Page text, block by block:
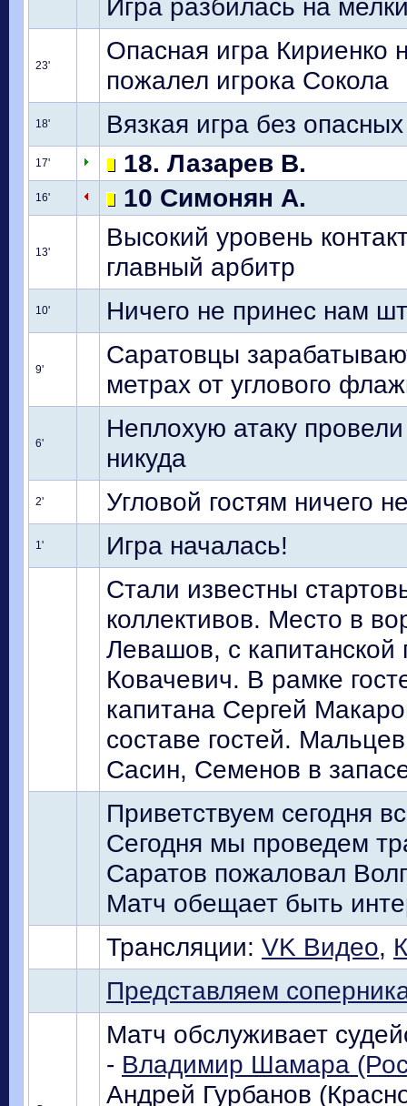
Игра разбилась на
23'
Опасная игра Кириенко
пожалел игрока Сокола
18' Вязкая игра без
17' 18. Лазарев В.
16' 10 Симонян А.
13'
Высокий уровень
главный арбитр
10' Ничего не принес нам
9'
Саратовцы
метрах от углового
6'
Неплохую атаку
никуда
2' Угловой гостям ничего
1'
Игра началась!
Стали известны
коллективов. Место в
Левашов, с
Ковачевич. В рамке
капитана Сергей
составе гостей.
Сасин, Семенов в
Приветствуем сегодня
Сегодня мы проведем
Саратов пожаловал
Матч обещает быть
Трансляции: VK Видео,
Представляем
Матч обслуживает
- Владимир Шамара
Андрей Гурбанов